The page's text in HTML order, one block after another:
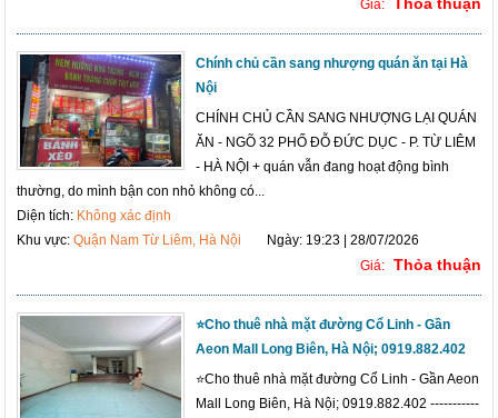
Giá:
Chính chủ cần sang nhượng quán ăn tại Hà
Nội
CHÍNH CHỦ CẦN SANG NHƯỢNG LẠI QUÁN
ĂN - NGÕ 32 PHỐ ĐỖ ĐỨC DỤC - P. TỪ LIÊM
- HÀ NỘI + quán vẫn đang hoạt động bình
thường, do mình bận con nhỏ không có...
Diện tích: Không xác định
Khu vực:Quận Nam Từ Liêm, Hà Nội
Ngày: 19:23 | 28/07/2026
Giá: Thỏa thuận
⭐️Cho thuê nhà mặt đường Cổ Linh - Gần
Aeon Mall Long Biên, Hà Nội; 0919.882.402
⭐️Cho thuê nhà mặt đường Cổ Linh - Gần Aeon
Mall Long Biên, Hà Nội; 0919.882.402 -----------